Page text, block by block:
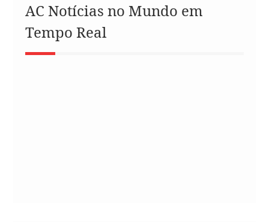
AC Notícias no Mundo em
Tempo Real